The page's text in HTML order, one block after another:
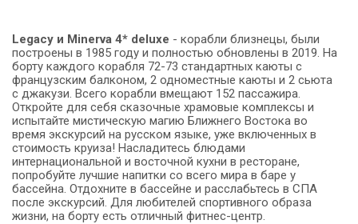
Legacy и Minerva 4* deluxe - корабли близнецы, были
построены в 1985 году и полностью обновлены в 2019. На
борту каждого корабля 72-73 стандартных каюты с
французским балконом, 2 одноместные каюты и 2 сьюта
с джакузи. Всего корабли вмещают 152 пассажира.
Откройте для себя сказочные храмовые комплексы и
испытайте мистическую магию Ближнего Востока во
время экскурсий на русском языке, уже включенных в
стоимость круиза! Насладитесь блюдами
интернациональной и восточной кухни в ресторане,
попробуйте лучшие напитки со всего мира в баре у
бассейна. Отдохните в бассейне и расслабьтесь в СПА
после экскурсий. Для любителей спортивного образа
жизни, на борту есть отличный фитнес-центр.